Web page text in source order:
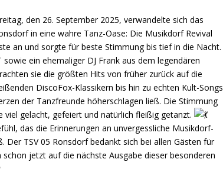
den 26. September 2025, verwandelte sich das
in eine wahre Tanz-Oase: Die Musikdorf Revival
an und sorgte für beste Stimmung bis tief in die Nacht.
sowie ein ehemaliger DJ Frank aus dem legendären
sie die größten Hits von früher zurück auf die
DiscoFox-Klassikern bis hin zu echten Kult-Songs
der Tanzfreunde höherschlagen ließ. Die Stimmung
viel gelacht, gefeiert und natürlich fleißig getanzt.
das die Erinnerungen an unvergessliche Musikdorf-
Der TSV 05 Ronsdorf bedankt sich bei allen Gästen für
jetzt auf die nächste Ausgabe dieser besonderen